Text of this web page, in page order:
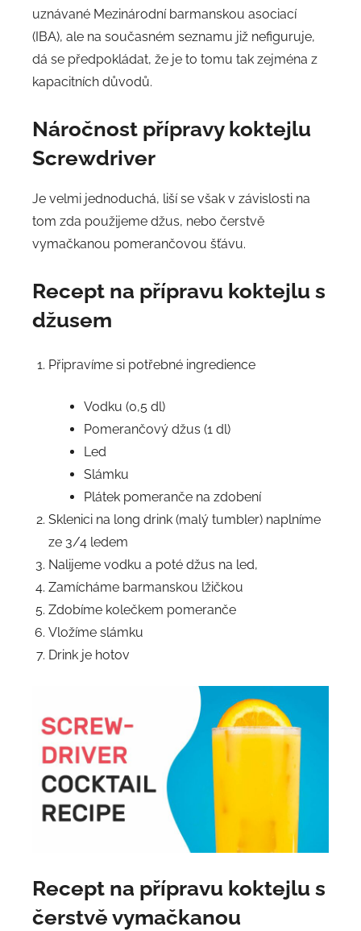
uznávané Mezinárodní barmanskou asociací
(IBA), ale na současném seznamu již nefiguruje,
dá se předpokládat, že je to tomu tak zejména z
kapacitních důvodů.
Náročnost přípravykoktejlu
Screwdriver
Je velmi jednoduchá, liší se však v závislosti na
tom zda použijeme džus, nebo čerstvě
vymačkanou pomerančovou šťávu.
Recept na přípravu koktejlu s
džusem
Připravíme si potřebné ingredience
Vodku (0,5 dl)
Pomerančový džus (1 dl)
Led
Slámku
Plátek pomeranče na zdobení
Sklenici na long drink (malý tumbler) naplníme
ze 3/4 ledem
Nalijeme vodku a poté džus na led,
Zamícháme barmanskou lžičkou
Zdobíme kolečkem pomeranče
Vložíme slámku
Drink je hotov
Recept na přípravu koktejlu s
čerstvě vymačkanou